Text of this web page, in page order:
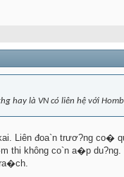
hay là VN có liên hệ với
Liên đoa`n trươ?ng co�
thi không co`n a�p